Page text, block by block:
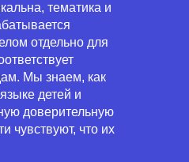
тематика и
отдельно для
Мы знаем, как
детей и
доверительную
чувствуют, что их